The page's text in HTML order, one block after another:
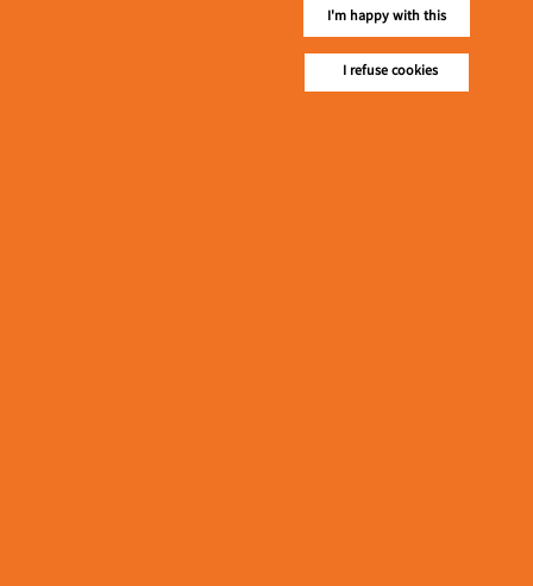
I'm happy with this
I refuse cookies